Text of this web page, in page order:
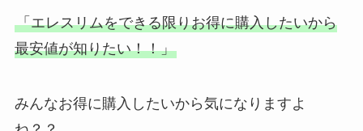
「エレスリムをできる限りお得に購入したいから
最安値が知りたい！！」
みんなお得に購入したいから気になりますよ